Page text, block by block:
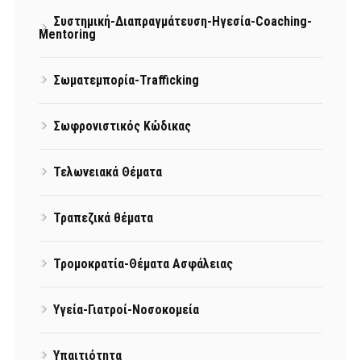
Συστημική-Διαπραγμάτευση-Ηγεσία-Coaching-
Mentoring
Σωματεμπορία-Trafficking
Σωφρονιστικός Κώδικας
Τελωνειακά Θέματα
Τραπεζικά θέματα
Τρομοκρατία-Θέματα Ασφάλειας
Υγεία-Γιατροί-Νοσοκομεία
Υπαιτιότητα